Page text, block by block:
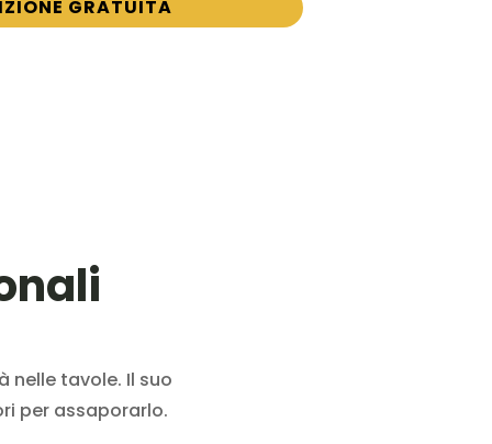
GRATUITA
nelle tavole. Il suo
per assaporarlo.